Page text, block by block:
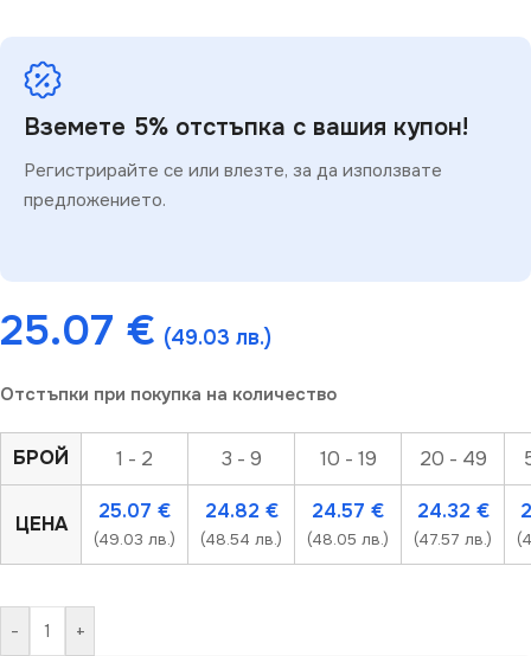
Вземете 5% отстъпка с вашия купон!
Регистрирайте се или влезте, за да използвате
предложението.
25.07 € (49.03 лв.)
Отстъпки при покупка на количество
БРОЙ 1 - 2 3 - 9 10 - 19 20 - 49
ЦЕНА
25.07 €
(49.03 лв.)
24.82 €
(48.54 лв.)
24.57 €
(48.05 лв.)
24.32 €
(47.57 лв.)
- +